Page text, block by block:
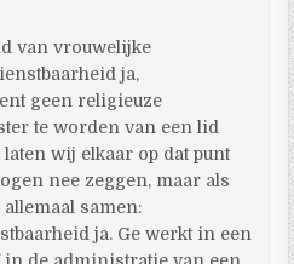
van vrouwelijke
ja,
geen religieuze
te worden van een lid
wij elkaar op dat punt
nee zeggen, maar als
allemaal samen:
ja. Ge werkt in een